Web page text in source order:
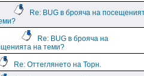
Re: BUG в брояча на
Re: BUG в брояча на
на теми?
Re: Оттеглянето на Торн.